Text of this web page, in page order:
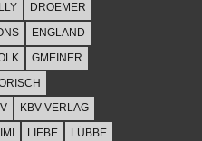
DROEMER
ENGLAND
GMEINER
KBV VERLAG
LIEBE
LÜBBE